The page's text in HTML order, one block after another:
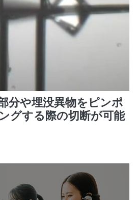
分や埋没異物をピンポ
グする際の切断が可能